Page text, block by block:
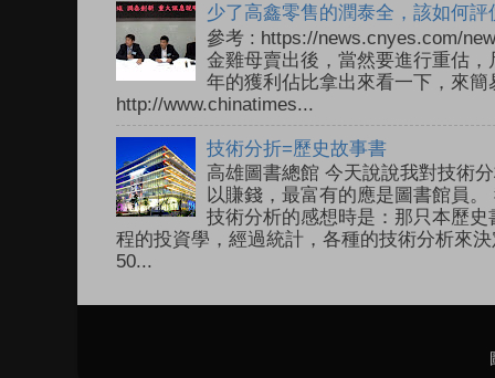
少了高鑫零售的潤泰全，該如何評
參考 : https://news.cnyes.com/
金雞母賣出後，當然要進行重估
年的獲利佔比拿出來看一下，來
http://www.chinatimes...
技術分折=歷史故事書
高雄圖書總館 今天說說我對技術
以賺錢，最富有的應是圖書館員
技術分析的感想時是：那只本歷
程的投資學，經過統計，各種的技術分析來
50...